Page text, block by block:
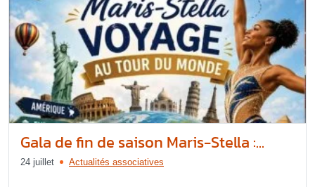
Gala de fin de saison Maris-Stella :...
24 juillet Actualités associatives